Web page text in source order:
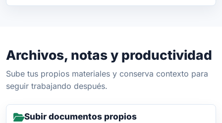
Archivos, notas y productividad
Sube tus propios materiales y conserva contexto para
seguir trabajando después.
Subir documentos propios